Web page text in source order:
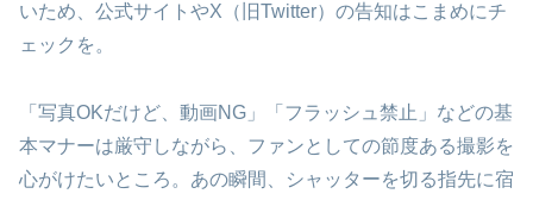
いため、公式サイトやX（旧Twitter）の告知はこまめにチ
ェックを。
「写真OKだけど、動画NG」「フラッシュ禁止」などの基
本マナーは厳守しながら、ファンとしての節度ある撮影を
心がけたいところ。あの瞬間、シャッターを切る指先に宿